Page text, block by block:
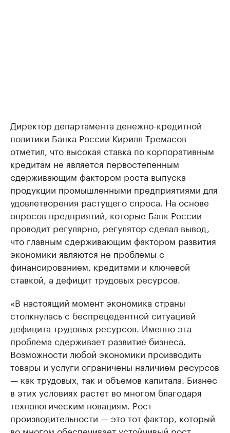
Директор департамента денежно-кредитной
политики Банка России Кирилл Тремасов
отметил, что высокая ставка по корпоративным
кредитам не является первостепенным
сдерживающим фактором роста выпуска
продукции промышленными предприятиями для
удовлетворения растущего спроса. На основе
опросов предприятий, которые Банк России
проводит регулярно, регулятор сделал вывод,
что главным сдерживающим фактором развития
экономики являются не проблемы с
финансированием, кредитами и ключевой
ставкой, а дефицит трудовых ресурсов.
«В настоящий момент экономика страны
столкнулась с беспрецедентной ситуацией
дефицита трудовых ресурсов. Именно эта
проблема сдерживает развитие бизнеса.
Возможности любой экономики производить
товары и услуги ограничены наличием ресурсов
— как трудовых, так и объемов капитала. Бизнес
в этих условиях растет во многом благодаря
технологическим новациям. Рост
производительности — это тот фактор, который